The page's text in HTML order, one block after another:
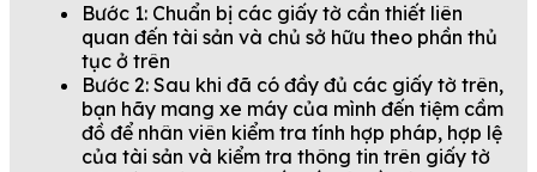
Bước 1: Chuẩn bị các giấy tờ cần thiết liên
quan đến tài sản và chủ sở hữu theo phần thủ
tục ở trên
Bước 2: Sau khi đã có đầy đủ các giấy tờ trên,
bạn hãy mang xe máy của mình đến tiệm cầm
đồ để nhân viên kiểm tra tính hợp pháp, hợp lệ
của tài sản và kiểm tra thông tin trên giấy tờ